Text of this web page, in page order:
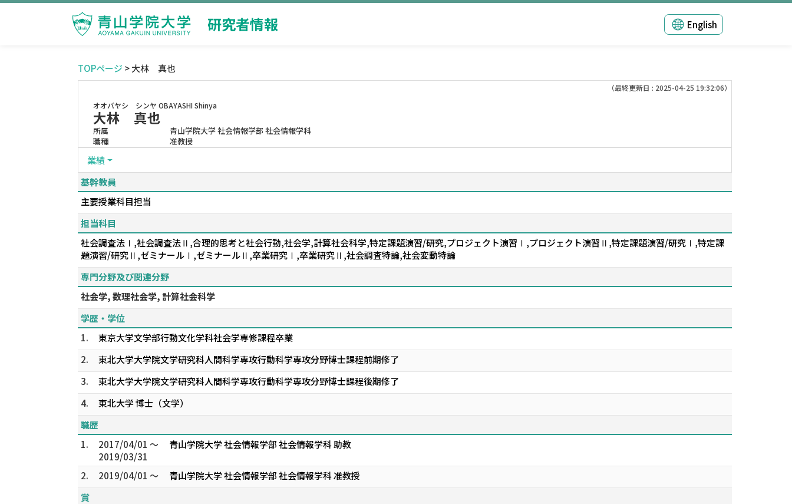
研究者情報 English
TOPページ > 大林 真也
（最終更新日 : 2025-04-25 19:32:06）
オオバヤシ シンヤ OBAYASHI Shinya
大林 真也
所属
青山学院大学 社会情報学部 社会情報学科
職種
准教授
業績
基幹教員
主要授業科目担当
担当科目
社会調査法Ⅰ,社会調査法Ⅱ,合理的思考と社会行動,社会学,計算社会科学,特定課題演習/研究,プロジェクト演習Ⅰ,プロジェクト演習Ⅱ,特定課題演習/研究Ⅰ,特定課
題演習/研究Ⅱ,ゼミナールⅠ,ゼミナールⅡ,卒業研究Ⅰ,卒業研究Ⅱ,社会調査特論,社会変動特論
専門分野及び関連分野
社会学, 数理社会学, 計算社会科学
学歴・学位
1.
東京大学文学部行動文化学科社会学専修課程卒業
2.
東北大学大学院文学研究科人間科学専攻行動科学専攻分野博士課程前期修了
3.
東北大学大学院文学研究科人間科学専攻行動科学専攻分野博士課程後期修了
4.
東北大学 博士（文学）
職歴
1.
2017/04/01 ～
2019/03/31
青山学院大学 社会情報学部 社会情報学科 助教
2. 2019/04/01 ～
青山学院大学 社会情報学部 社会情報学科 准教授
賞